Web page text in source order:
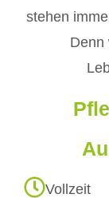
stehen
Denn
Vollzeit